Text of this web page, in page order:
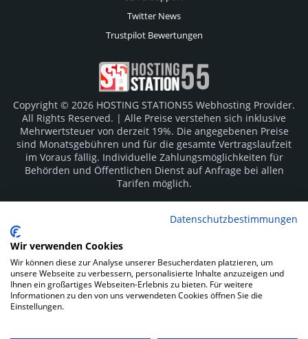
Twitter News
Trustpilot Bewertungen
Copyright © 2026 HOSTING STATION55 Webhosting Provider.
All Rights Reserved. | Alle Preise verstehen sich inklusive
Mehrwertsteuer von derzeit 19%. Die angegebenen Preise
sind Monatsgebühren und für die gesamte Vertragslaufzeit
im Voraus fällig. Individuelle Zahlungsmöglichkeiten für
Behörden und Öffentlichen Dienst auf Anfrage bei allen
Tarifen möglich.
Hersteller. Irrtümer vorbehalten.
SOCIAL MEDIA
Datenschutzbestimmungen
Wir verwenden Cookies
Wir können diese zur Analyse unserer Besucherdaten platzieren, um
unsere Webseite zu verbessern, personalisierte Inhalte anzuzeigen und
Ihnen ein großartiges Webseiten-Erlebnis zu bieten. Für weitere
Informationen zu den von uns verwendeten Cookies öffnen Sie die
Einstellungen.